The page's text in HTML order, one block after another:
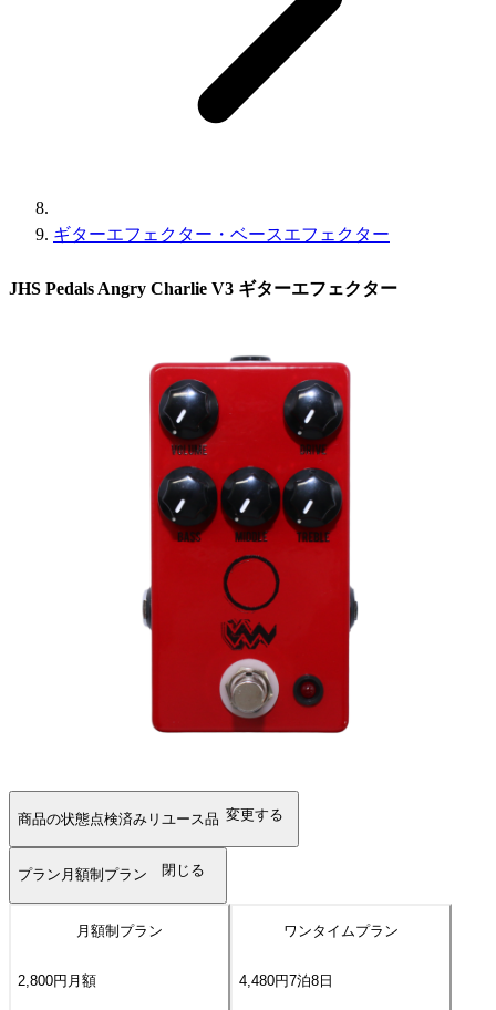
ギターエフェクター・ベースエフェクター
JHS Pedals Angry Charlie V3 ギターエフェクター
商品の状態点検済みリユース品 変更する
プラン 月額制プラン 閉じる
月額制プラン
2,800円 月額
ワンタイムプラン
4,480円7泊8日